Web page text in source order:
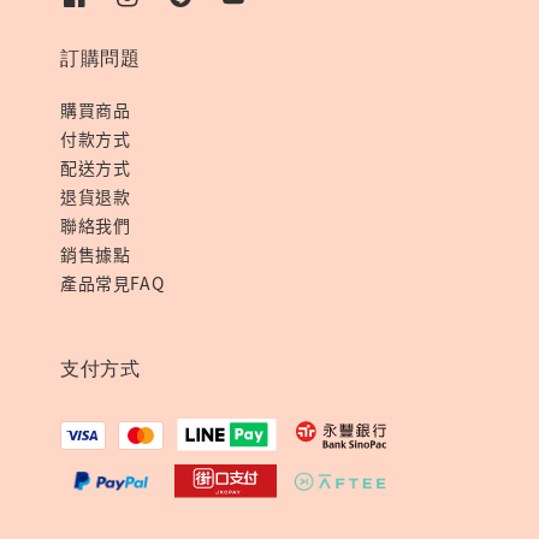
訂購問題
購買商品
付款方式
配送方式
退貨退款
聯絡我們
銷售據點
產品常見FAQ
支付方式